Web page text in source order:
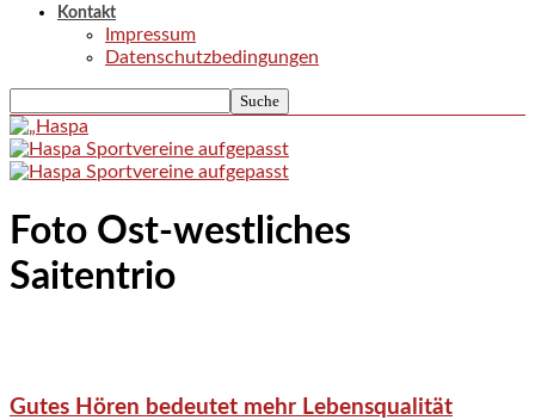
Kontakt
Impressum
Datenschutzbedingungen
Foto Ost-westliches
Saitentrio
Gutes Hören bedeutet mehr Lebensqualität